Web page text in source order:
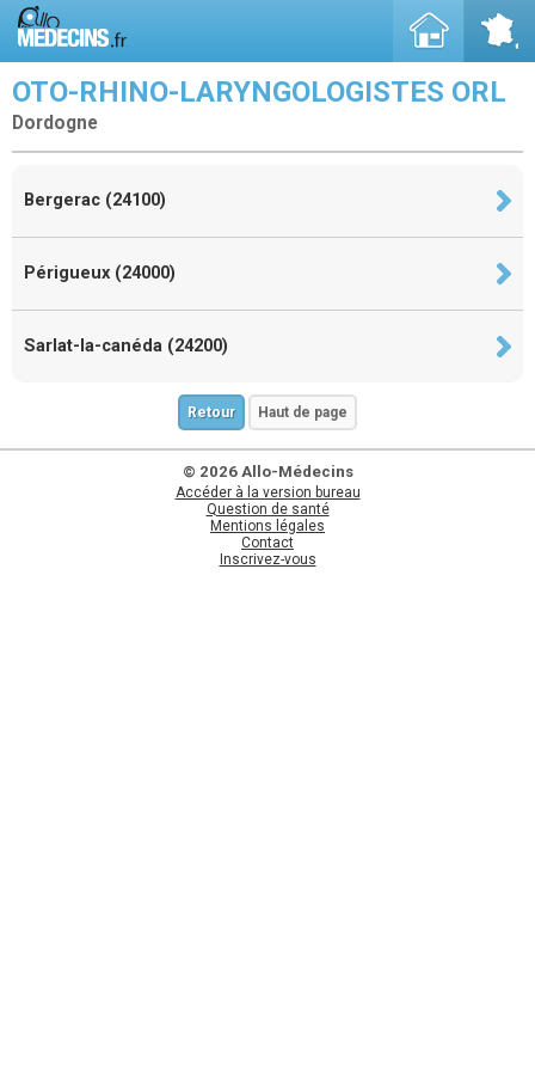
OTO-RHINO-LARYNGOLOGISTES ORL
Dordogne
Bergerac (24100)
Périgueux (24000)
Sarlat-la-canéda (24200)
Retour Haut de page
© 2026 Allo-Médecins
Accéder à la version bureau
Question de santé
Mentions légales
Contact
Inscrivez-vous